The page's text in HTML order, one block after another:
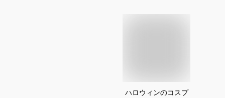
ハロウィンのコスプ